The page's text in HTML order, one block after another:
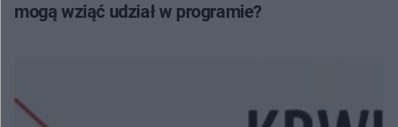
mogą wziąć udział w programie?